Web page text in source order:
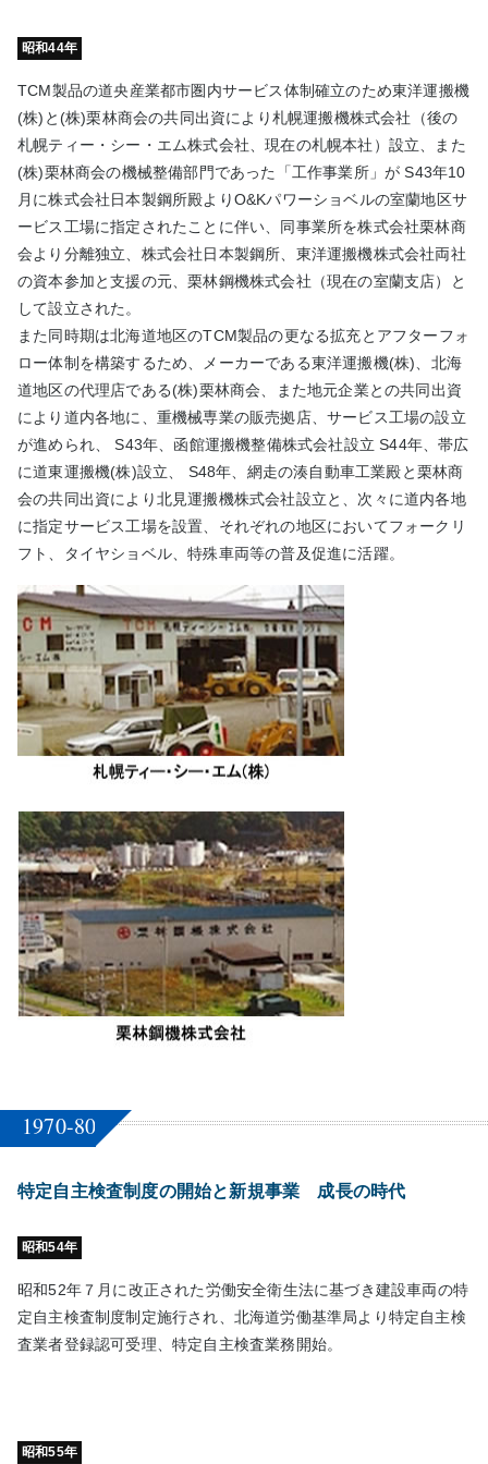
昭和44年
TCM製品の道央産業都市圏内サービス体制確立のため東洋運搬機
(株)と(株)栗林商会の共同出資により札幌運搬機株式会社（後の
札幌ティー・シー・エム株式会社、現在の札幌本社）設立、また
(株)栗林商会の機械整備部門であった「工作事業所」が S43年10
月に株式会社日本製鋼所殿よりO&Kパワーショベルの室蘭地区サ
ービス工場に指定されたことに伴い、同事業所を株式会社栗林商
会より分離独立、株式会社日本製鋼所、東洋運搬機株式会社両社
の資本参加と支援の元、栗林鋼機株式会社（現在の室蘭支店）と
して設立された。
また同時期は北海道地区のTCM製品の更なる拡充とアフターフォ
ロー体制を構築するため、メーカーである東洋運搬機(株)、北海
道地区の代理店である(株)栗林商会、また地元企業との共同出資
により道内各地に、重機械専業の販売拠店、サービス工場の設立
が進められ、 S43年、函館運搬機整備株式会社設立 S44年、帯広
に道東運搬機(株)設立、 S48年、網走の湊自動車工業殿と栗林商
会の共同出資により北見運搬機株式会社設立と、次々に道内各地
に指定サービス工場を設置、それぞれの地区においてフォークリ
フト、タイヤショベル、特殊車両等の普及促進に活躍。
1970-80
特定自主検査制度の開始と新規事業 成長の時代
昭和54年
昭和52年７月に改正された労働安全衛生法に基づき建設車両の特
定自主検査制度制定施行され、北海道労働基準局より特定自主検
査業者登録認可受理、特定自主検査業務開始。
昭和55年